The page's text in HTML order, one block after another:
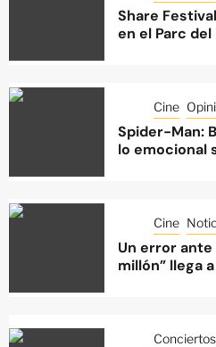
Share
en el Parc del
Cine
Spider-Man:
lo emocional
Cine
Un error ante
millón” llega
Conciertos